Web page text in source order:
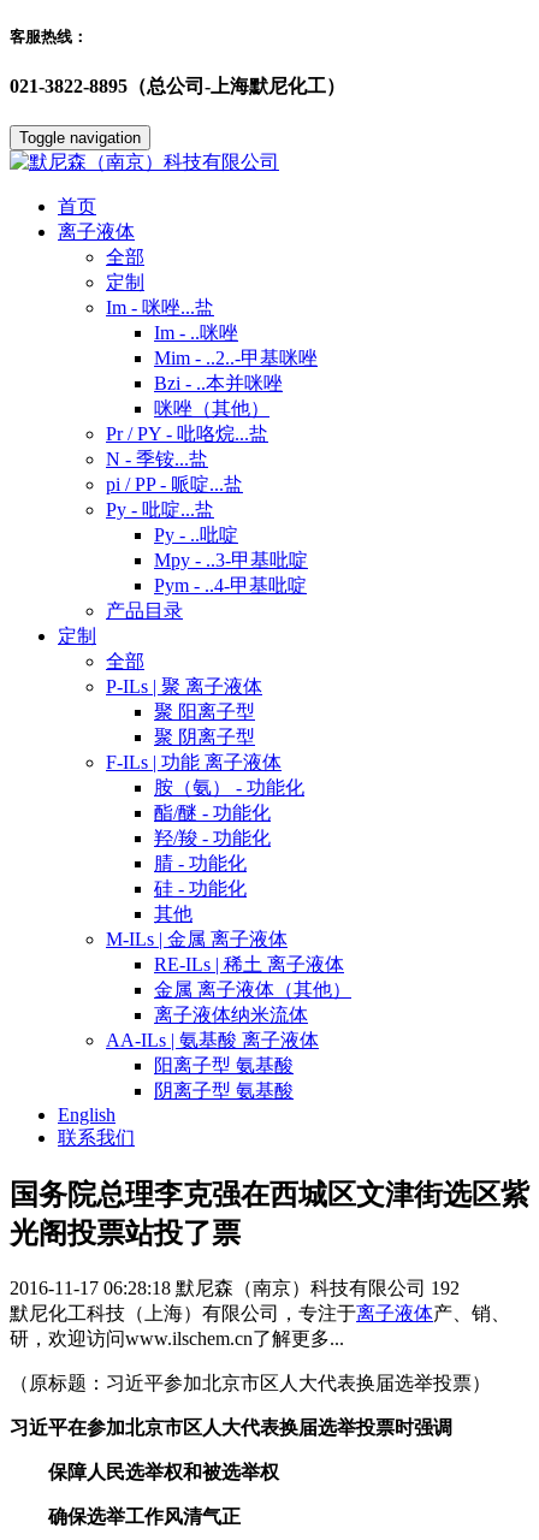
客服热线：
021-3822-8895（总公司-上海默尼化工）
Toggle navigation
首页
离子液体
全部
定制
Im - 咪唑...盐
Im - ..咪唑
Mim - ..2..-甲基咪唑
Bzi - ..本并咪唑
咪唑（其他）
Pr / PY - 吡咯烷...盐
N - 季铵...盐
pi / PP - 哌啶...盐
Py - 吡啶...盐
Py - ..吡啶
Mpy - ..3-甲基吡啶
Pym - ..4-甲基吡啶
产品目录
定制
全部
P-ILs | 聚 离子液体
聚 阳离子型
聚 阴离子型
F-ILs | 功能 离子液体
胺（氨） - 功能化
酯/醚 - 功能化
羟/羧 - 功能化
腈 - 功能化
硅 - 功能化
其他
M-ILs | 金属 离子液体
RE-ILs | 稀土 离子液体
金属 离子液体（其他）
离子液体纳米流体
AA-ILs | 氨基酸 离子液体
阳离子型 氨基酸
阴离子型 氨基酸
English
联系我们
国务院总理李克强在西城区文津街选区紫
光阁投票站投了票
2016-11-17 06:28:18 默尼森（南京）科技有限公司 192
默尼化工科技（上海）有限公司，专注于离子液体产、销、
研，欢迎访问www.ilschem.cn了解更多...
（原标题：习近平参加北京市区人大代表换届选举投票）
习近平在参加北京市区人大代表换届选举投票时强调
保障人民选举权和被选举权
确保选举工作风清气正